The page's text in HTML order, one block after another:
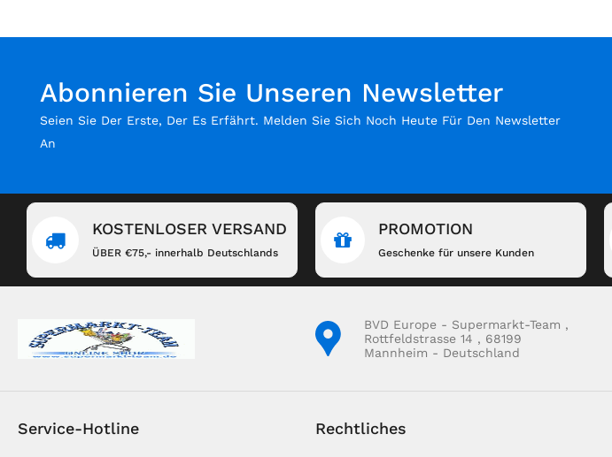
Abonnieren Sie Unseren Newsletter
Seien Sie Der Erste, Der Es Erfährt. Melden Sie Sich Noch Heute Für Den Newsletter
An
KOSTENLOSER VERSAND
ÜBER €75,- innerhalb Deutschlands
PROMOTION
Geschenke für unsere Kunden
BVD Europe - Supermarkt-Team ,
Rottfeldstrasse 14 , 68199
Mannheim - Deutschland
Service-Hotline Rechtliches